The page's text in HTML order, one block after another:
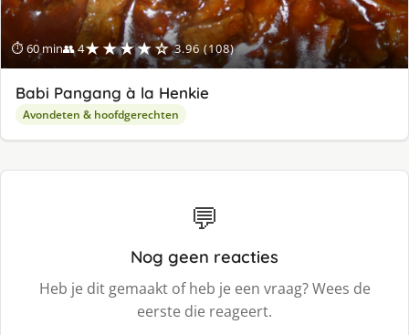
⏱ 60 min👥 4★★★★☆ 3.96 (108)
Babi Pangang à la Henkie
Avondeten & hoofdgerechten
💬
Nog geen reacties
Heb je dit gemaakt of heb je een vraag? Wees de
eerste die reageert.